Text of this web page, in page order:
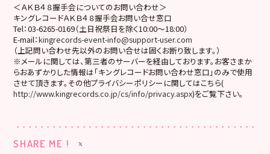
＜ＡＫＢ４８握手会についてのお問い合わせ＞
キングレコードＡＫＢ４８握手会お問い合せ窓口
Tel：03-6265-0169（土日祝祭日を除く10:00～18:00）
E-mail：kingrecords-event-info@support-user.com
（上記問い合わせ先以外のお問い合せは固くお断り致します。）
※メールに関しては、第三者のサーバーを経由しております。お客さまか
らおあずかりした情報は「キングレコードお問い合わせ窓口」のみで使用
させて頂きます。その他プライバシーポリシーに関してはこちら(
http://www.kingrecords.co.jp/cs/info/privacy.aspx)をご覧下さい。
SHARE ME !